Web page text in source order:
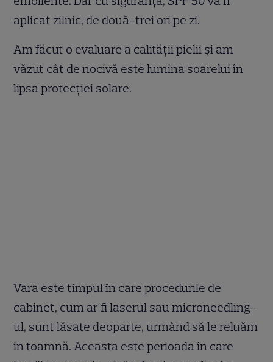
aplicat zilnic, de două-trei ori pe zi.
Am făcut o evaluare a calității pielii și am
văzut cât de nocivă este lumina soarelui în
lipsa protecției solare.
Vara este timpul în care procedurile de
cabinet, cum ar fi laserul sau microneedling-
ul, sunt lăsate deoparte, urmând să le reluăm
în toamnă. Aceasta este perioada în care